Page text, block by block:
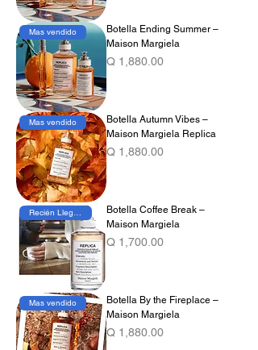
Mas vendido
Botella Ending Summer –
Maison Margiela
Precio
Q 1,880.00
Mas vendido
Botella Autumn Vibes –
Maison Margiela Replica
Precio
Q 1,880.00
Recién Llegado
Botella Coffee Break –
Maison Margiela
Precio
Q 1,700.00
Mas vendido
Botella By the Fireplace –
Maison Margiela
Precio
Q 1,880.00